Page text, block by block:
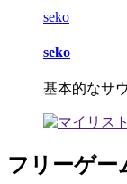
seko
seko
基本的なサ
フリーゲー